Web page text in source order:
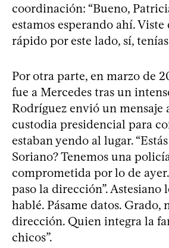
coordinación: “Bueno,
estamos esperando ahí. Viste
rápido por este lado, sí, tenías
Por otra parte, en marzo de
fue a Mercedes tras un
Rodríguez envió un mensaje
custodia presidencial para
estaban yendo al lugar.
Soriano? Tenemos una
comprometida por lo de
paso la dirección”. Astesiano
hablé. Pásame datos. Grado,
dirección. Quien integra la
chicos”.